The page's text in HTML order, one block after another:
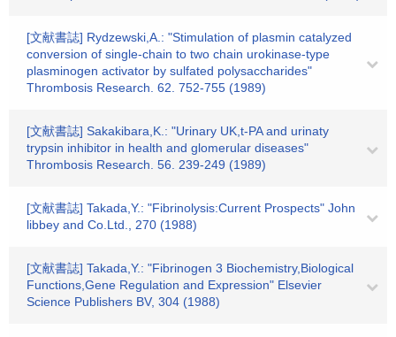
[文献書誌] Rydzewski,A.: "Stimulation of plasmin catalyzed
conversion of single-chain to two chain urokinase-type
plasminogen activator by sulfated polysaccharides"
Thrombosis Research. 62. 752-755 (1989)
[文献書誌] Sakakibara,K.: "Urinary UK,t-PA and urinaty
trypsin inhibitor in health and glomerular diseases"
Thrombosis Research. 56. 239-249 (1989)
[文献書誌] Takada,Y.: "Fibrinolysis:Current Prospects" John
libbey and Co.Ltd., 270 (1988)
[文献書誌] Takada,Y.: "Fibrinogen 3 Biochemistry,Biological
Functions,Gene Regulation and Expression" Elsevier
Science Publishers BV, 304 (1988)